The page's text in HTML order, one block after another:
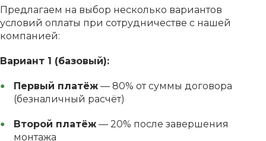
Предлагаем на выбор несколько вариантов
условий оплаты при сотрудничестве с нашей
компанией:
Вариант 1 (базовый):
Первый платёж— 80% от суммы договора
(безналичный расчёт)
Второй платёж— 20% после завершения
монтажа